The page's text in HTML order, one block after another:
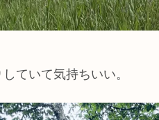
ていて気持ちいい。